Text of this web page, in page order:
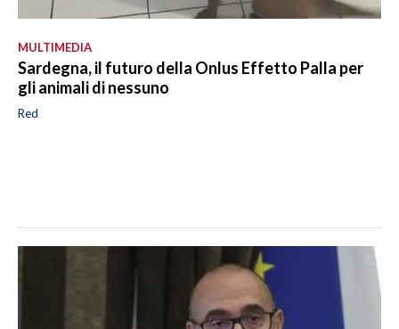
MULTIMEDIA
Sardegna, il futuro della Onlus Effetto Palla per
gli animali di nessuno
Red